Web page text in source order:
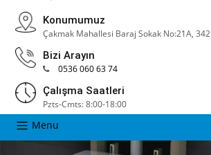
Konumumuz
Çakmak Mahallesi Baraj Sokak No:21A,
Bizi Arayın
0536 060 63 74
Çalışma Saatleri
Pzts-Cmts: 8:00-18:00
Menu